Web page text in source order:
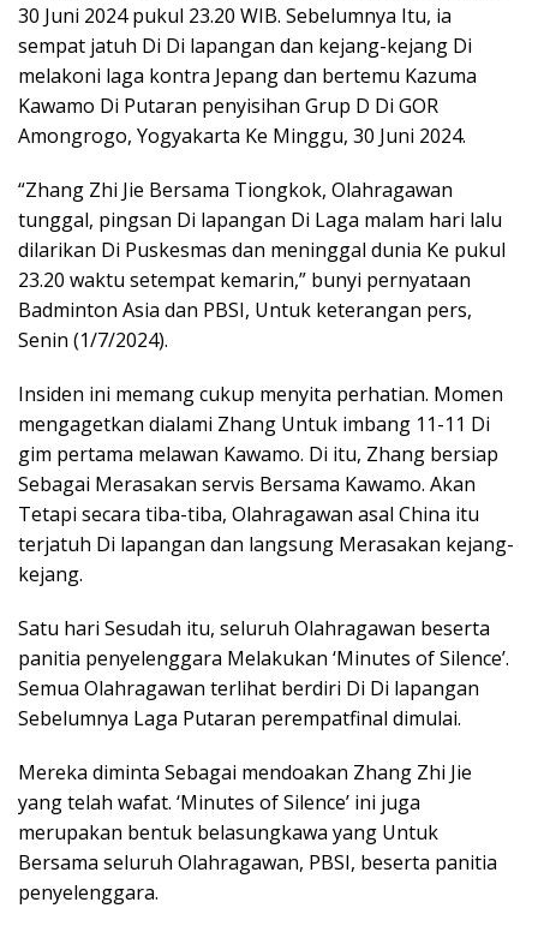
30 Juni 2024 pukul 23.20 WIB. Sebelumnya Itu, ia
sempat jatuh Di Di lapangan dan kejang-kejang Di
melakoni laga kontra Jepang dan bertemu Kazuma
Kawamo Di Putaran penyisihan Grup D Di GOR
Amongrogo, Yogyakarta Ke Minggu, 30 Juni 2024.
“Zhang Zhi Jie Bersama Tiongkok, Olahragawan
tunggal, pingsan Di lapangan Di Laga malam hari lalu
dilarikan Di Puskesmas dan meninggal dunia Ke pukul
23.20 waktu setempat kemarin,” bunyi pernyataan
Badminton Asia dan PBSI, Untuk keterangan pers,
Senin (1/7/2024).
Insiden ini memang cukup menyita perhatian. Momen
mengagetkan dialami Zhang Untuk imbang 11-11 Di
gim pertama melawan Kawamo. Di itu, Zhang bersiap
Sebagai Merasakan servis Bersama Kawamo. Akan
Tetapi secara tiba-tiba, Olahragawan asal China itu
terjatuh Di lapangan dan langsung Merasakan kejang-
kejang.
Satu hari Sesudah itu, seluruh Olahragawan beserta
panitia penyelenggara Melakukan ‘Minutes of Silence’.
Semua Olahragawan terlihat berdiri Di Di lapangan
Sebelumnya Laga Putaran perempatfinal dimulai.
Mereka diminta Sebagai mendoakan Zhang Zhi Jie
yang telah wafat. ‘Minutes of Silence’ ini juga
merupakan bentuk belasungkawa yang Untuk
Bersama seluruh Olahragawan, PBSI, beserta panitia
penyelenggara.